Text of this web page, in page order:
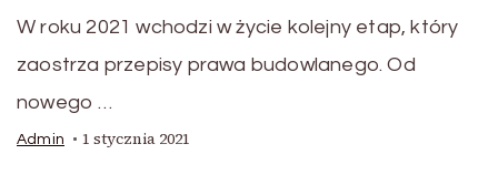
W roku 2021 wchodzi w życie kolejny etap, który
zaostrza przepisy prawa budowlanego. Od
nowego …
Admin 1 stycznia 2021